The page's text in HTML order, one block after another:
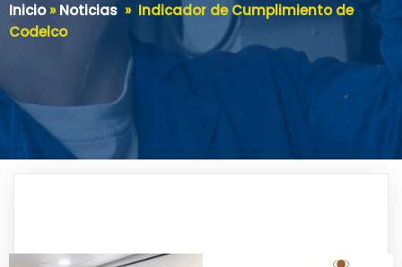
Inicio»Noticias » Indicador de Cumplimiento de
Codelco